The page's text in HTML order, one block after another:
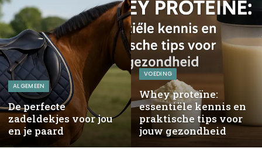
ALGEMEEN
De perfecte
zadeldekjes voor jou
en je paard
VOEDING
Whey proteïne:
essentiële kennis en
praktische tips voor
jouw gezondheid